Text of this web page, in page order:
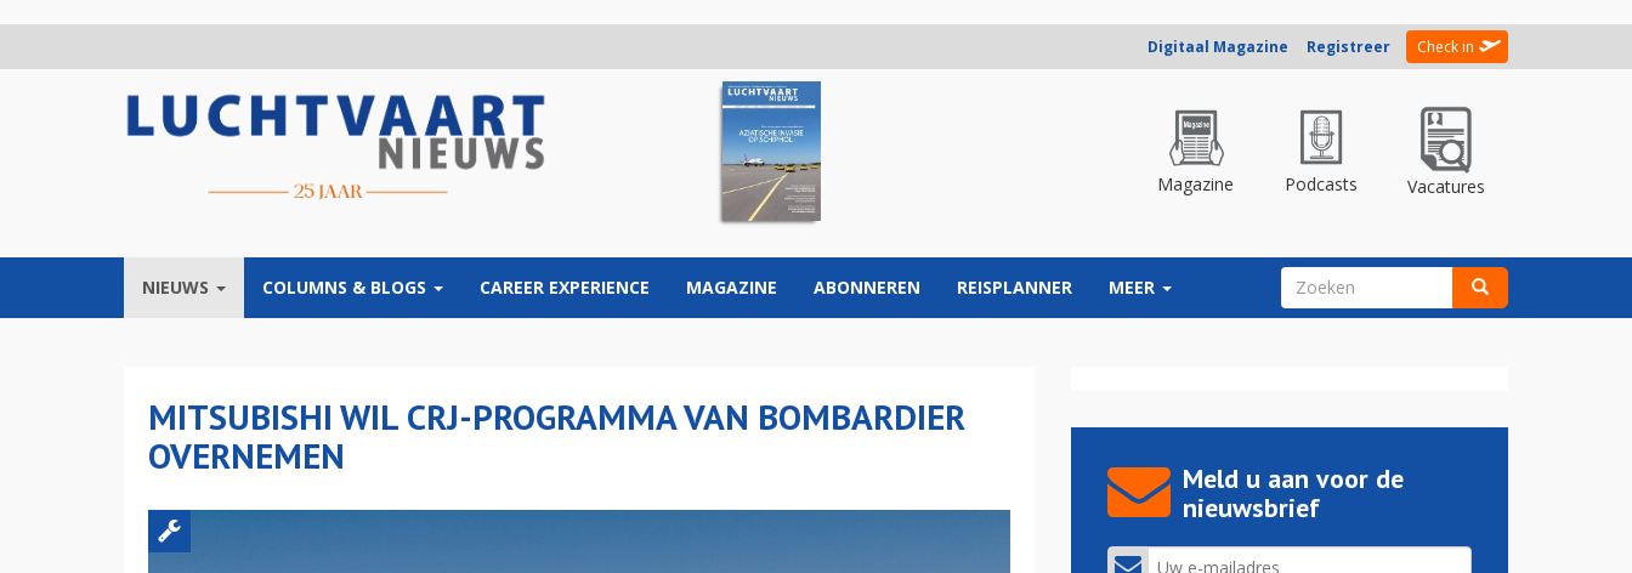
Digitaal Magazine Registreer Check in
Magazine Podcasts Vacatures
NIEUWS COLUMNS & BLOGS CAREER EXPERIENCE MAGAZINE ABONNEREN REISPLANNER MEER ZOEKVELD
MITSUBISHI WIL CRJ-PROGRAMMA VAN BOMBARDIER
OVERNEMEN
Meld u aan voor de
nieuwsbrief